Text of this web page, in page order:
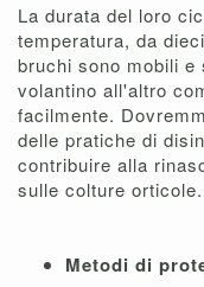
La durata del loro
temperatura, da
bruchi sono mobili e
volantino all'altro
facilmente.
delle pratiche di
contribuire alla
sulle colture orticole.
Metodi di